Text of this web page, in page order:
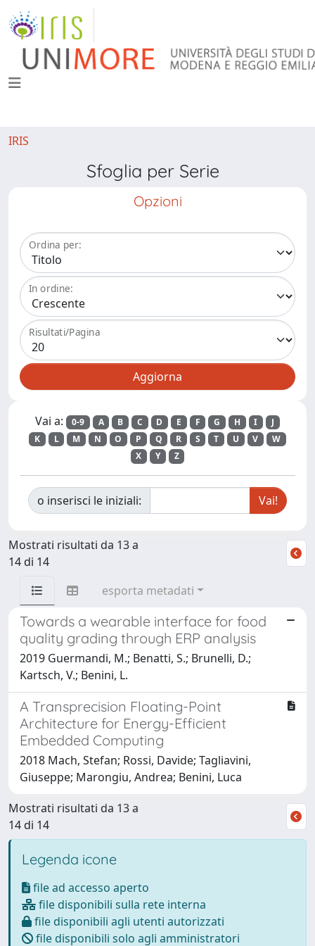
IRIS
Sfoglia per Serie
Opzioni
Ordina per:
In ordine:
Risultati/Pagina
Vai a: 0-9 A B C D E F G H I
J
K
L M N O P Q R S T U V
W
X
Y Z
o inserisci le iniziali:
Mostrati risultati da 13 a
14 di 14
esporta metadati
Towards a wearable interface for food
quality grading through ERP analysis
2019 Guermandi, M.; Benatti, S.; Brunelli, D.;
Kartsch, V.; Benini, L.
A Transprecision Floating-Point
Architecture for Energy-Efficient
Embedded Computing
2018 Mach, Stefan; Rossi, Davide; Tagliavini,
Giuseppe; Marongiu, Andrea; Benini, Luca
Mostrati risultati da 13 a
14 di 14
Legenda icone
file ad accesso aperto
file disponibili sulla rete interna
file disponibili agli utenti autorizzati
file disponibili solo agli amministratori